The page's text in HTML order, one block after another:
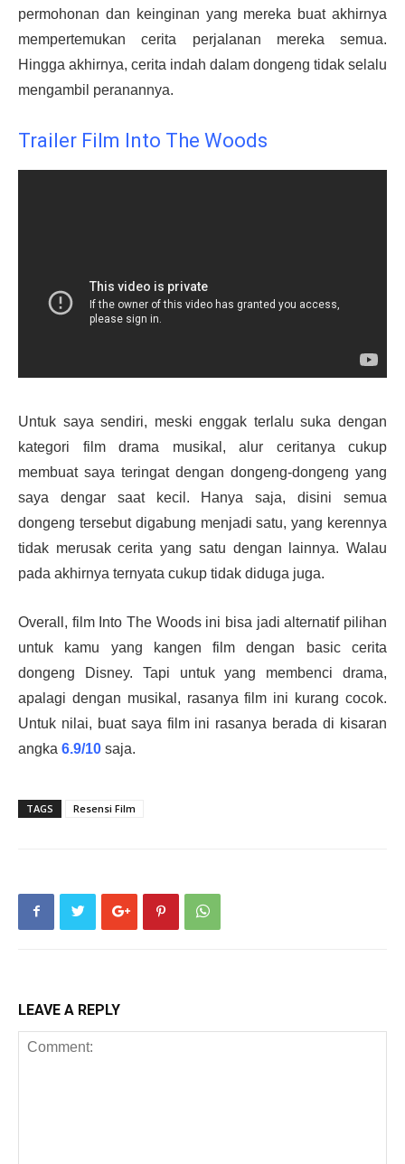
permohonan dan keinginan yang mereka buat akhirnya
mempertemukan cerita perjalanan mereka semua.
Hingga akhirnya, cerita indah dalam dongeng tidak selalu
mengambil peranannya.
Trailer Film Into The Woods
Untuk saya sendiri, meski enggak terlalu suka dengan
kategori film drama musikal, alur ceritanya cukup
membuat saya teringat dengan dongeng-dongeng yang
saya dengar saat kecil. Hanya saja, disini semua
dongeng tersebut digabung menjadi satu, yang kerennya
tidak merusak cerita yang satu dengan lainnya. Walau
pada akhirnya ternyata cukup tidak diduga juga.
Overall, film Into The Woods ini bisa jadi alternatif pilihan
untuk kamu yang kangen film dengan basic cerita
dongeng Disney. Tapi untuk yang membenci drama,
apalagi dengan musikal, rasanya film ini kurang cocok.
Untuk nilai, buat saya film ini rasanya berada di kisaran
angka 6.9/10 saja.
TAGS Resensi Film
LEAVE A REPLY